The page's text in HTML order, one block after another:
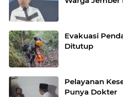
Evakuasi
Ditutup
Pelayanan
Punya Dokter